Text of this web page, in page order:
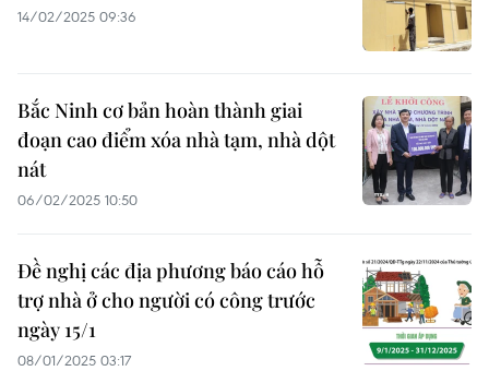
14/02/2025 09:36
Bắc Ninh cơ bản hoàn thành giai
đoạn cao điểm xóa nhà tạm, nhà dột
nát
06/02/2025 10:50
Đề nghị các địa phương báo cáo hỗ
trợ nhà ở cho người có công trước
ngày 15/1
08/01/2025 03:17